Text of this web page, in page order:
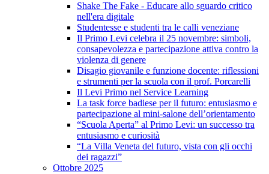
Shake The Fake - Educare allo sguardo critico
nell'era digitale
Studentesse e studenti tra le calli veneziane
Il Primo Levi celebra il 25 novembre: simboli,
consapevolezza e partecipazione attiva contro la
violenza di genere
Disagio giovanile e funzione docente: riflessioni
e strumenti per la scuola con il prof. Porcarelli
Il Levi Primo nel Service Learning
La task force badiese per il futuro: entusiasmo e
partecipazione al mini-salone dell’orientamento
“Scuola Aperta” al Primo Levi: un successo tra
entusiasmo e curiosità
“La Villa Veneta del futuro, vista con gli occhi
dei ragazzi”
Ottobre 2025